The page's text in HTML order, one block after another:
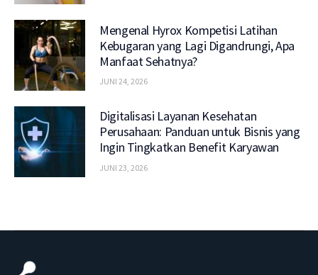
Mengenal Hyrox Kompetisi Latihan
Kebugaran yang Lagi Digandrungi, Apa
Manfaat Sehatnya?
JUNI 24, 2026
Digitalisasi Layanan Kesehatan
Perusahaan: Panduan untuk Bisnis yang
Ingin Tingkatkan Benefit Karyawan
JUNI 23, 2026